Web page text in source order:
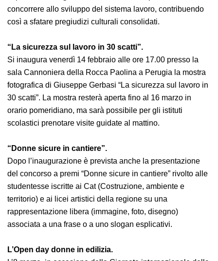
formazione di qualità e le nuove tecnologie aprono
nuove opportunità lavorative nel settore delle
dimensione per esprimere al meglio caratteristiche e
competenze e concorrere allo sviluppo del sistema
lavoro, contribuendo così a sfatare pregiudizi culturali
consolidati.
“La sicurezza sul lavoro in 30 scatti”.
Si inaugura venerdì 14 febbraio alle ore 17.00 presso la
mostra fotografica di Giuseppe Gerbasi “La sicurezza
sul lavoro in 30 scatti”. La mostra resterà aperta fino al
16 marzo in orario pomeridiano, ma sarà possibile per
gli istituti scolastici prenotare visite guidate al mattino.
“Donne sicure in cantiere”.
Dopo l’inaugurazione è prevista anche la presentazione
alle studentesse iscritte ai Cat (Costruzione, ambiente e